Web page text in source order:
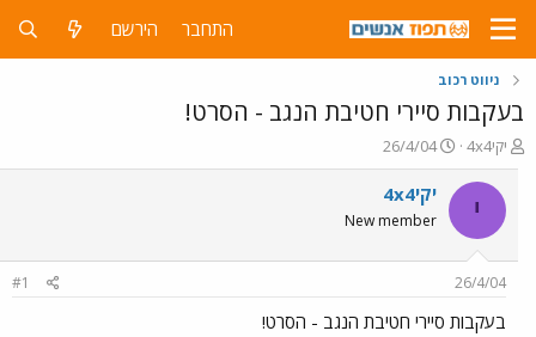
התחבר הירשם
ניווט רכוב
בעקבות סיירי חטיבת הנגב - הסרט!
פ
ו
ת
ח
ה
ש
א
יקי4x4
פ
ו
ר
ם
ר
26/4/04
י יקי4x4
New member
26/4/04
#1
בעקבות סיירי חטיבת הנגב - הסרט!